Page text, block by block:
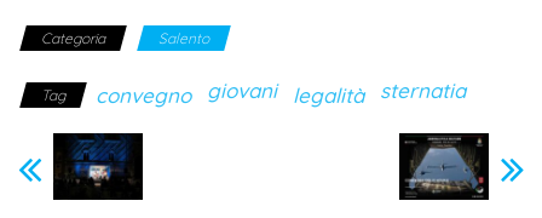
Categoria Salento
Tag convegno giovani legalità sternatia